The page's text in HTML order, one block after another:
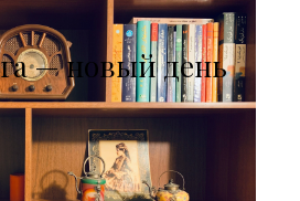
— новый день